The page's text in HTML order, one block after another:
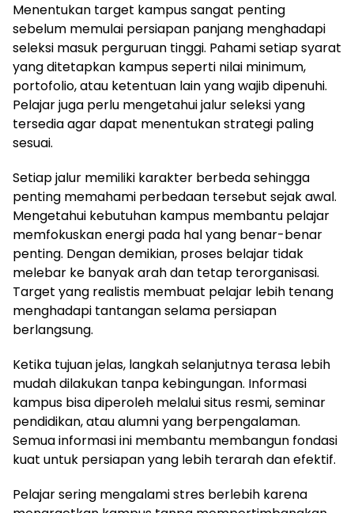
Menentukan target kampus sangat penting
sebelum memulai persiapan panjang menghadapi
seleksi masuk perguruan tinggi. Pahami setiap syarat
yang ditetapkan kampus seperti nilai minimum,
portofolio, atau ketentuan lain yang wajib dipenuhi.
Pelajar juga perlu mengetahui jalur seleksi yang
tersedia agar dapat menentukan strategi paling
sesuai.
Setiap jalur memiliki karakter berbeda sehingga
penting memahami perbedaan tersebut sejak awal.
Mengetahui kebutuhan kampus membantu pelajar
memfokuskan energi pada hal yang benar-benar
penting. Dengan demikian, proses belajar tidak
melebar ke banyak arah dan tetap terorganisasi.
Target yang realistis membuat pelajar lebih tenang
menghadapi tantangan selama persiapan
berlangsung.
Ketika tujuan jelas, langkah selanjutnya terasa lebih
mudah dilakukan tanpa kebingungan. Informasi
kampus bisa diperoleh melalui situs resmi, seminar
pendidikan, atau alumni yang berpengalaman.
Semua informasi ini membantu membangun fondasi
kuat untuk persiapan yang lebih terarah dan efektif.
Pelajar sering mengalami stres berlebih karena